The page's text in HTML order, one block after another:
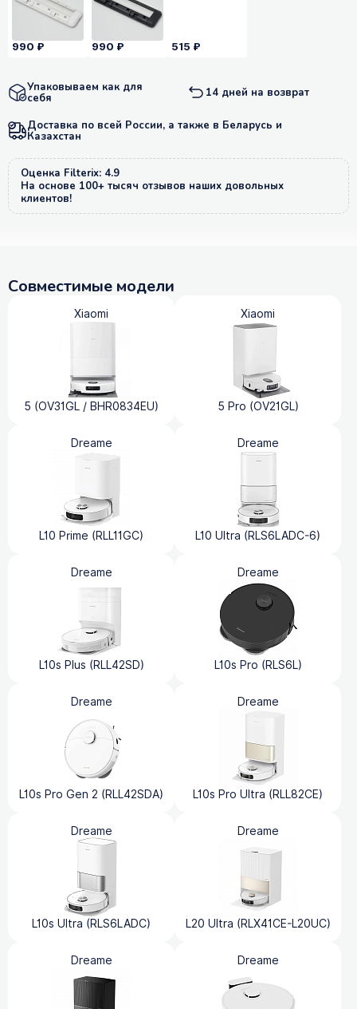
990 ₽ 990 ₽ 515 ₽
Упаковываем как для
себя 14 дней на возврат
Доставка по всей России, а также в Беларусь и
Казахстан
Оценка Filterix: 4.9
На основе 100+ тысяч отзывов наших довольных
клиентов!
Совместимые модели
Xiaomi
5 (OV31GL / BHR0834EU)
Xiaomi
5 Pro (OV21GL)
Dreame
L10 Prime (RLL11GC)
Dreame
L10 Ultra (RLS6LADC-6)
Dreame
L10s Plus (RLL42SD)
Dreame
L10s Pro (RLS6L)
Dreame
L10s Pro Gen 2 (RLL42SDA)
Dreame
L10s Pro Ultra (RLL82CE)
Dreame
L10s Ultra (RLS6LADC)
Dreame
L20 Ultra (RLX41CE-L20UC)
Dreame Dreame